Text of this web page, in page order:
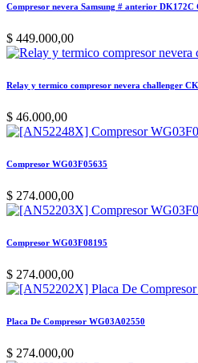
Compresor nevera Samsung # anterior
$ 449.000,00
Relay y termico compresor nevera challenger
$ 46.000,00
Compresor WG03F05635
$ 274.000,00
Compresor WG03F08195
$ 274.000,00
Placa De Compresor WG03A02550
$ 274.000,00